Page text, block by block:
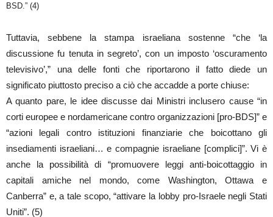
BSD.” (4)
Tuttavia, sebbene la stampa israeliana sostenne “che ‘la
discussione fu tenuta in segreto’, con un imposto ‘oscuramento
televisivo’,” una delle fonti che riportarono il fatto diede un
significato piuttosto preciso a ciò che accadde a porte chiuse:
A quanto pare, le idee discusse dai Ministri inclusero cause “in
corti europee e nordamericane contro organizzazioni [pro-BDS]” e
“azioni legali contro istituzioni finanziarie che boicottano gli
insediamenti israeliani… e compagnie israeliane [complici]”. Vi è
anche la possibilità di “promuovere leggi anti-boicottaggio in
capitali amiche nel mondo, come Washington, Ottawa e
Canberra” e, a tale scopo, “attivare la lobby pro-Israele negli Stati
Uniti”. (5)